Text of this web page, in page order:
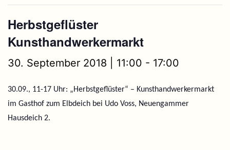
Herbstgeflüster
Kunsthandwerkermarkt
30. September 2018 | 11:00 - 17:00
30.09., 11-17 Uhr: „Herbstgeflüster“ – Kunsthandwerkermarkt
im Gasthof zum Elbdeich bei Udo Voss, Neuengammer
Hausdeich 2.